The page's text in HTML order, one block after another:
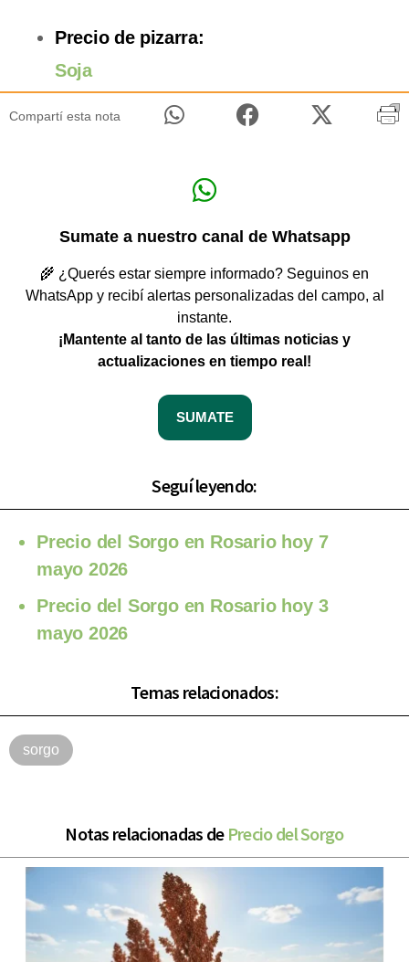
Precio de pizarra:
Soja
Compartí esta nota
Sumate a nuestro canal de Whatsapp
🌾 ¿Querés estar siempre informado? Seguinos en
WhatsApp y recibí alertas personalizadas del campo, al
instante.
¡Mantente al tanto de las últimas noticias y
actualizaciones en tiempo real!
SUMATE
Seguí leyendo:
Precio del Sorgo en Rosario hoy 7
mayo 2026
Precio del Sorgo en Rosario hoy 3
mayo 2026
Temas relacionados:
sorgo
Notas relacionadas de Precio del Sorgo